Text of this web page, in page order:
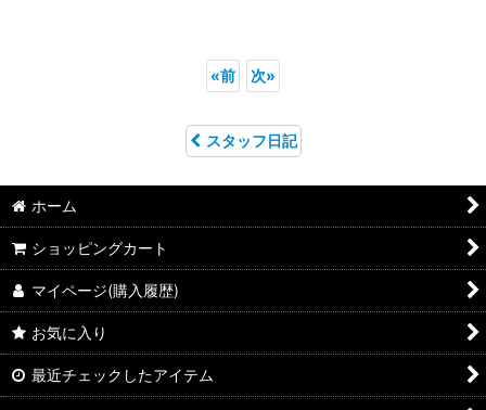
«前 次»
スタッフ日記
ホーム
ショッピングカート
マイページ(購入履歴)
お気に入り
最近チェックしたアイテム